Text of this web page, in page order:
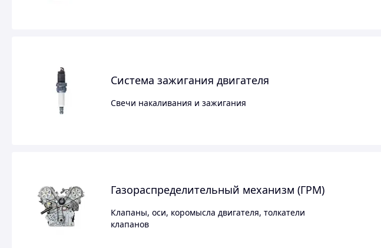
Система зажигания двигателя
Свечи накаливания и зажигания
Газораспределительный механизм (ГРМ)
Клапаны, оси, коромысла двигателя, толкатели
клапанов